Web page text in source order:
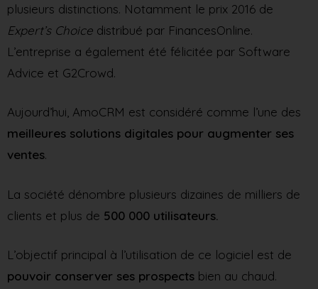
plusieurs distinctions. Notamment le prix 2016 de
Expert’s Choice distribué par FinancesOnline.
L’entreprise a également été félicitée par Software
Advice et G2Crowd.
Aujourd’hui, AmoCRM est considéré comme l’une des
meilleures solutions digitales pour augmenter ses
ventes.
La société dénombre plusieurs dizaines de milliers de
clients et plus de 500 000 utilisateurs.
L’objectif principal à l’utilisation de ce logiciel est de
pouvoir conserver ses prospects bien au chaud.